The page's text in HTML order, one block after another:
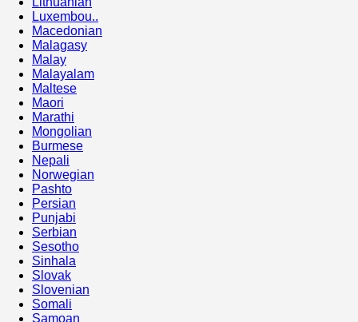
Luxembou..
Macedonian
Malagasy
Malay
Malayalam
Maltese
Maori
Marathi
Mongolian
Burmese
Nepali
Norwegian
Pashto
Persian
Punjabi
Serbian
Sesotho
Sinhala
Slovak
Slovenian
Somali
Samoan